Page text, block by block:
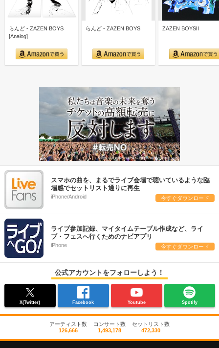
らんど - ZAZEN BOYS
[Analog]
らんど - ZAZEN BOYS ZAZEN BOYSII
スマホの曲を、まるでライブ会場で聴いているような臨
場感でセットリスト通りに再生
iPhone/Android 今すぐダウンロード
ライブ参加記録、マイタイムテーブル作成など、ライ
ブ・フェスへ行くためのナビアプリ
iPhone 今すぐダウンロード
公式アカウントをフォローしよう！
X(Twitter) Facebook Youtube Spotify
アーティスト数
126,666
コンサート数
1,493,178
セットリスト数
472,330